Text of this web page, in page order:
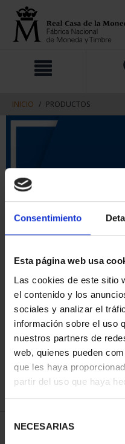
Consentimiento
Esta página web usa
Las cookies de este sitio
el contenido y los
sociales y analizar el
información sobre el uso
nuestros partners de
web, quienes pueden
que les haya
partir del uso que haya
NECESARIAS
contenido
navegacin
INICIO PRODUCTOS
ORDENAR POR:
2 Productos encontrados